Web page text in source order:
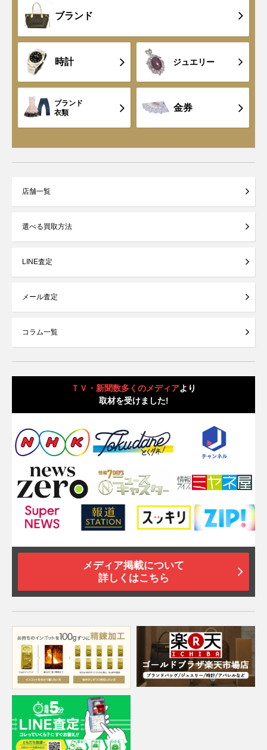
ブランド
時計 ジュエリー
ブランド
衣類
金券
店舗一覧
選べる買取方法
LINE査定
メール査定
コラム一覧
ＴＶ・新聞数多くのメディアより
取材を受けました!
メディア掲載について
詳しくはこちら